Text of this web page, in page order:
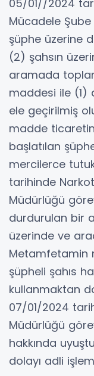
05/01//2024
Mücadele
şüphe üzerine
(2) şahsın
aramada
maddesi ile (1)
ele geçirilmiş
madde
başlatılan
mercilerce
tarihinde
Müdürlüğü
durdurulan bir
üzerinde ve
Metamfetamin
şüpheli şahıs
kullanmaktan
07/01/2024
Müdürlüğü
hakkında
dolayı adli işlem